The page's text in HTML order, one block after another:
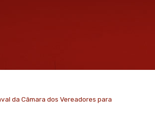
da Câmara dos Vereadores para